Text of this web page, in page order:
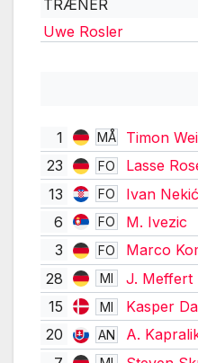
TRÆNER
Uwe Rosler
1 MÅ Timon
23 FO Lasse
13 FO
Ivan Nekić
6
FO
M. Ivezic
3
FO Marco
28 MI
J. Meffert
15
MI Kasper
20 AN
A.